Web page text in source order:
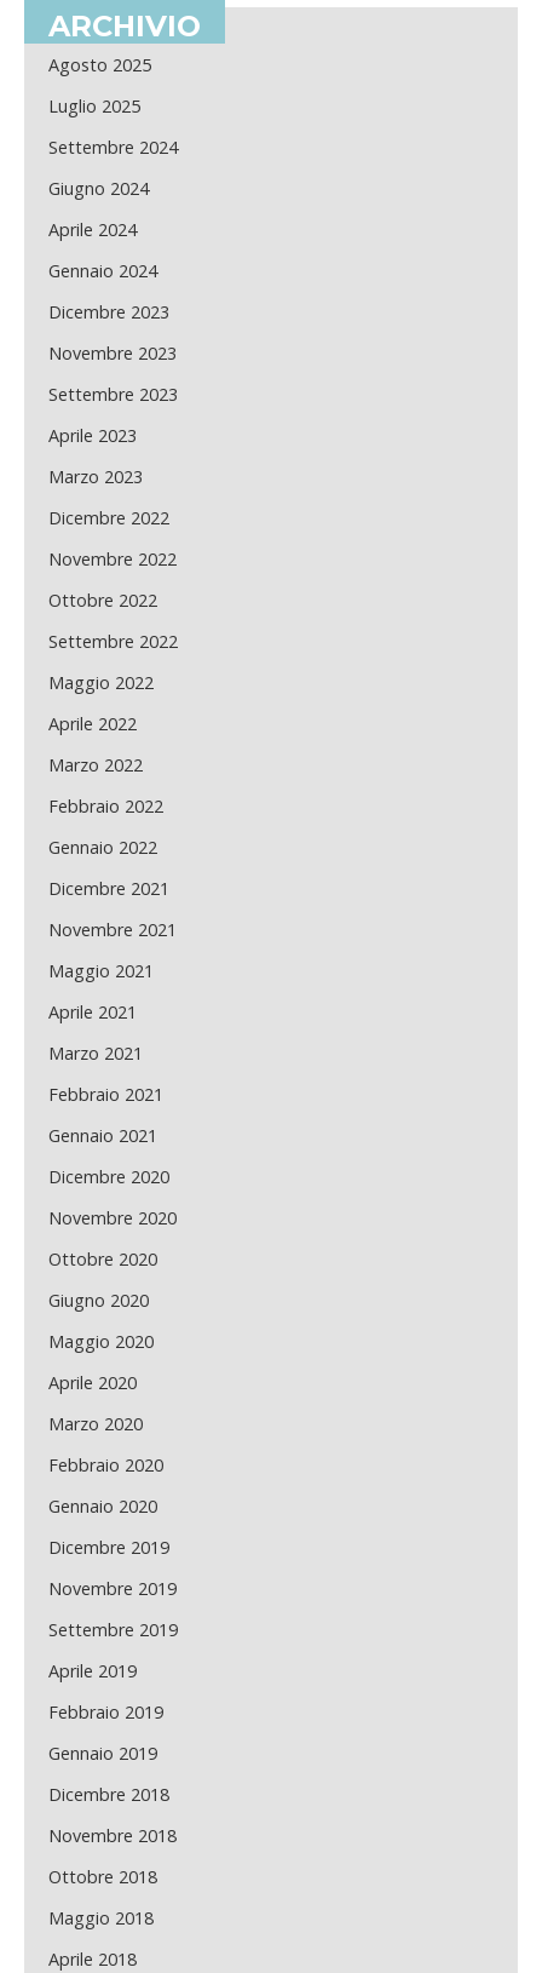
ARCHIVIO
Agosto 2025
Luglio 2025
Settembre 2024
Giugno 2024
Aprile 2024
Gennaio 2024
Dicembre 2023
Novembre 2023
Settembre 2023
Aprile 2023
Marzo 2023
Dicembre 2022
Novembre 2022
Ottobre 2022
Settembre 2022
Maggio 2022
Aprile 2022
Marzo 2022
Febbraio 2022
Gennaio 2022
Dicembre 2021
Novembre 2021
Maggio 2021
Aprile 2021
Marzo 2021
Febbraio 2021
Gennaio 2021
Dicembre 2020
Novembre 2020
Ottobre 2020
Giugno 2020
Maggio 2020
Aprile 2020
Marzo 2020
Febbraio 2020
Gennaio 2020
Dicembre 2019
Novembre 2019
Settembre 2019
Aprile 2019
Febbraio 2019
Gennaio 2019
Dicembre 2018
Novembre 2018
Ottobre 2018
Maggio 2018
Aprile 2018